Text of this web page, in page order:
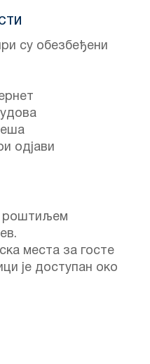
су обезбеђени
одјави
роштиљем
места за госте
је доступан око